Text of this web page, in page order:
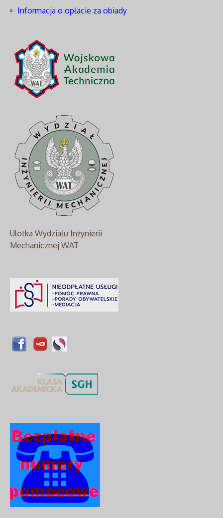
Informacja o opłacie za obiady
Ulotka Wydziału Inżynierii
Mechanicznej WAT